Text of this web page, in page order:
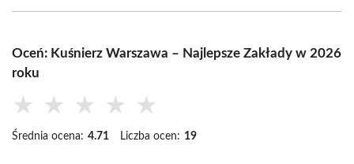
Oceń: Kuśnierz Warszawa – Najlepsze Zakłady w 2026
roku
★ ★ ★ ★ ★
Średnia ocena: 4.71 Liczba ocen: 19